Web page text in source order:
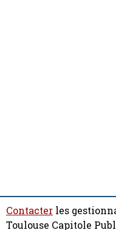
Contacter les
Toulouse Capitole